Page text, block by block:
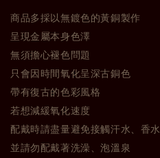
商品多採以無鍍色的黃銅製作
呈現金屬本身色澤
無須擔心褪色問題
只會因時間氧化呈深古銅色
帶有復古的色彩風格
若想減緩氧化速度
配戴時請盡量避免接觸汗水、香
並請勿配戴著洗澡、泡溫泉